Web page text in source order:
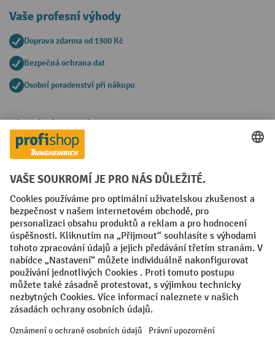
Vaše profesní výhody
Doprava zdarma od 1300 Kč
Bezpečná ochrana dat
Osobní poradenství při nákupu
Platební metody
Faktura
Sociální sítě
Facebook
YouTube
LinkedIn
VODP Otisk
Prohlášení o ochraně osobních údajů
Nastavení ochrany osobních údajů